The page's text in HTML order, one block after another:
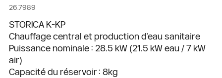
26.7989
STORICA K-KP
Chauffage central et production d’eau sanitaire
Puissance nominale : 28.5 kW (21.5 kW eau / 7 kW
air)
Capacité du réservoir : 8kg